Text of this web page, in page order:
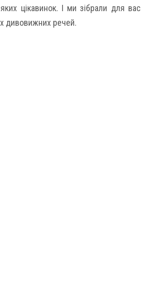
цікавинок. І ми зібрали для вас
дивовижних речей.